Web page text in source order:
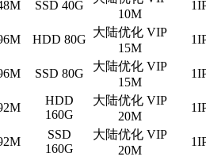
SSD 40G
10M
HDD 80G
大陆优化 VIP
15M
SSD 80G
大陆优化 VIP
15M
HDD
160G
大陆优化 VIP
20M
SSD
160G
大陆优化 VIP
20M